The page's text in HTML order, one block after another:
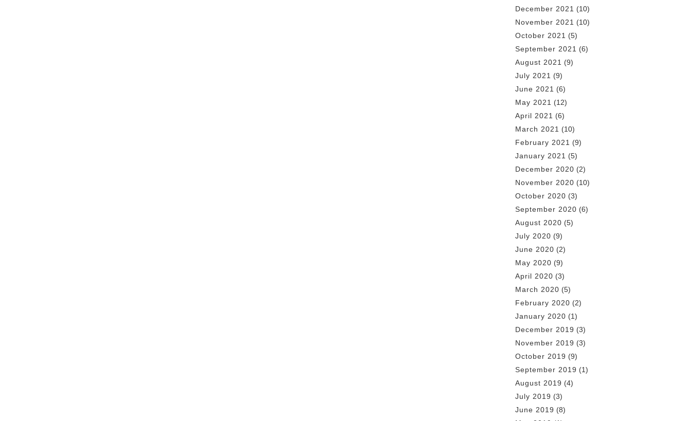
December 2021 (10)
November 2021 (10)
October 2021 (5)
September 2021 (6)
August 2021 (9)
July 2021 (9)
June 2021 (6)
May 2021 (12)
April 2021 (6)
March 2021 (10)
February 2021 (9)
January 2021 (5)
December 2020 (2)
November 2020 (10)
October 2020 (3)
September 2020 (6)
August 2020 (5)
July 2020 (9)
June 2020 (2)
May 2020 (9)
April 2020 (3)
March 2020 (5)
February 2020 (2)
January 2020 (1)
December 2019 (3)
November 2019 (3)
October 2019 (9)
September 2019 (1)
August 2019 (4)
July 2019 (3)
June 2019 (8)